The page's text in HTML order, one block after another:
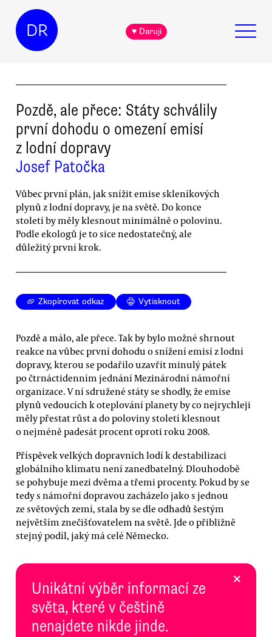
DR ♥ Daruji
Pozdě, ale přece: Státy schválily
první dohodu o omezení emisí
z lodní dopravy
Josef Patočka
Vůbec první plán, jak snížit emise skleníkových
plynů z lodní dopravy, je na světě. Do konce
století by měly klesnout minimálně o polovinu.
Podle ekologů je to sice nedostatečný, ale
důležitý první krok.
Zkopírovat odkaz Vytisknout
Pozdě a málo, ale přece. Tak by bylo možné shrnout
reakce na vůbec první dohodu o snížení emisí z lodní
dopravy, kterou se podařilo uzavřít minulý pátek
po čtrnáctidenním jednání Mezinárodní námořní
organizace. V ní sdružené státy se shodly, že emise
plynů vedoucích k oteplování planety by co nejrychleji
měly přestat růst a do poloviny století klesnout
o nejméně padesát procent oproti roku 2008.
Příspěvek velkých dopravních lodí k destabilizaci
globálního klimatu není zanedbatelný. Dlouhodobě
se pohybuje mezi dvěma a třemi procenty. Pokud by se
tedy s námořní dopravou zacházelo jako s jednou
ze světových zemí, stala by se dle odhadů šestým
největším znečišťovatelem na světě. Jde o přibližně
stejný podíl, jaký má celé Německo.
Unikátní výběr informací ze
světa, které v češtině
nenajdete nikde jinde.
×